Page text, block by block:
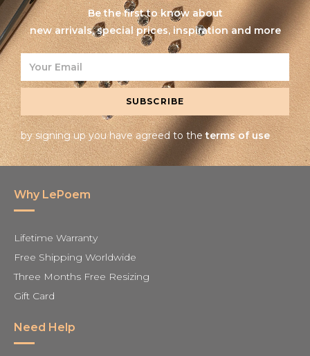
Be the first to know about
new arrivals, special prices, inspiration and more
SUBSCRIBE
by signing up you have agreed to theterms of use
Why LePoem
Lifetime Warranty
Free Shipping Worldwide
Three Months Free Resizing
Gift Card
Need Help